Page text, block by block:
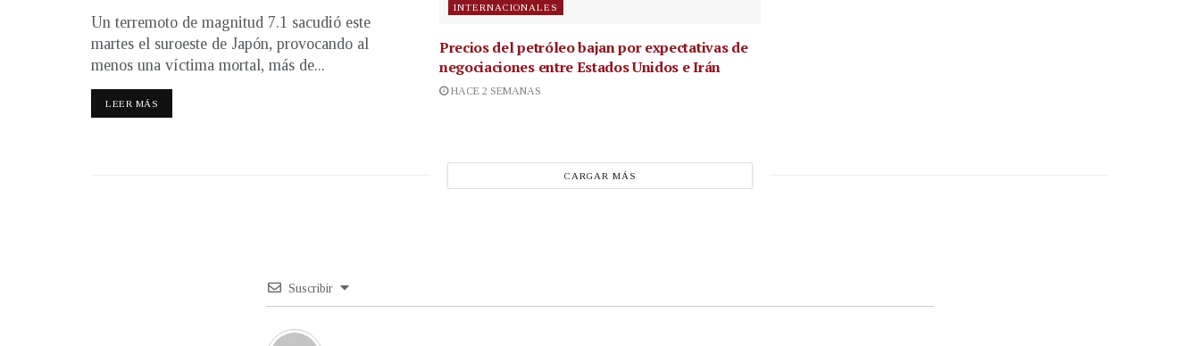
Un terremoto de magnitud 7.1 sacudió este
martes el suroeste de Japón, provocando al
menos una víctima mortal, más de...
LEER MÁS
INTERNACIONALES
Precios del petróleo bajan por expectativas de
negociaciones entre Estados Unidos e Irán
HACE 2 SEMANAS
CARGAR MÁS
Suscribir